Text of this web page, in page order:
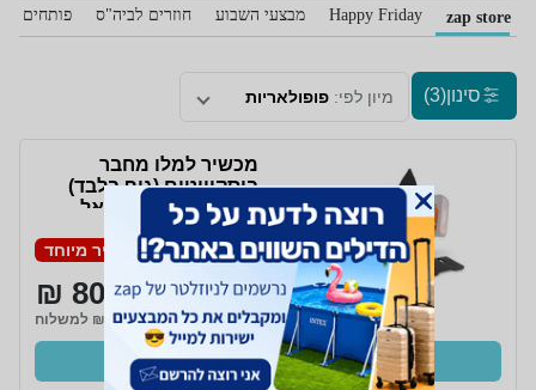
zap store
Happy Friday מבצעי השבוע חוזרים לביה"ס פותחים
סינון(3) מיון לפי: פופולאריות
מכשיר למלו מחבר
ביסקוויטים (גוף בלבד)
DUAL POWER דואל
פאוור דגם 106
POWDP77100
מחיר מיוחד
808 ₪
₪35 למשלוח
קנו עכשיו